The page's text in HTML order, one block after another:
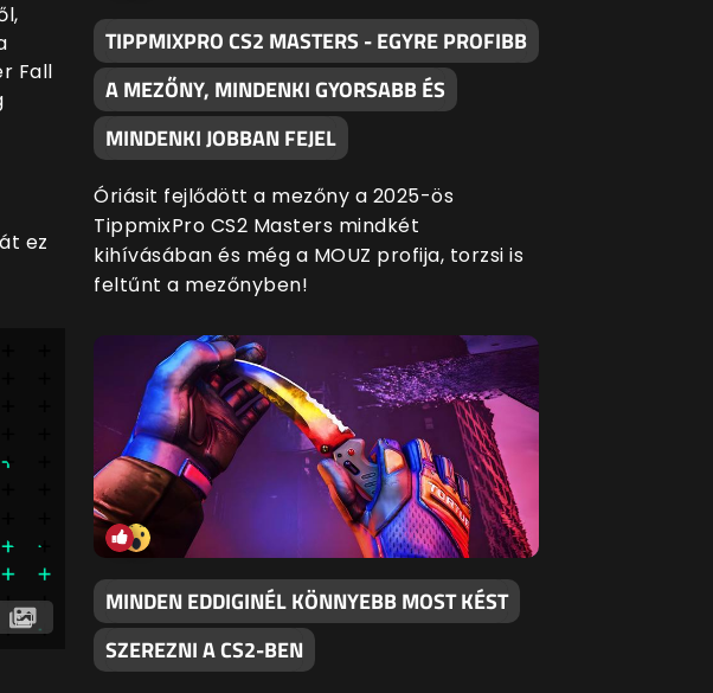
Fall
ez
TIPPMIXPRO CS2 MASTERS - EGYRE PROFIBB
A MEZŐNY, MINDENKI GYORSABB ÉS
MINDENKI JOBBAN FEJEL
Óriásit fejlődött a mezőny a 2025-ös
TippmixPro CS2 Masters mindkét
kihívásában és még a MOUZ profija, torzsi is
feltűnt a mezőnyben!
MINDEN EDDIGINÉL KÖNNYEBB MOST KÉST
SZEREZNI A CS2-BEN